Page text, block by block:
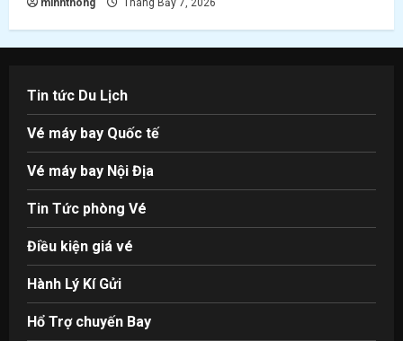
Tin tức Du Lịch
Vé máy bay Quốc tế
Vé máy bay Nội Địa
Tin Tức phòng Vé
Điều kiện giá vé
Hành Lý Kí Gửi
Hổ Trợ chuyến Bay